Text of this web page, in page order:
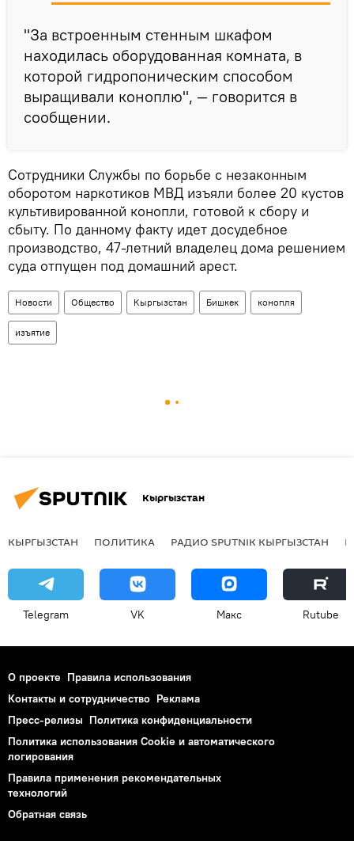
"За встроенным стенным шкафом
находилась оборудованная комната, в
которой гидропоническим способом
выращивали коноплю", — говорится в
сообщении.
Сотрудники Службы по борьбе с незаконным
оборотом наркотиков МВД изъяли более 20 кустов
культивированной конопли, готовой к сбору и
сбыту. По данному факту идет досудебное
производство, 47-летний владелец дома решением
суда отпущен под домашний арест.
Новости Общество Кыргызстан Бишкек конопля
изъятие
Кыргызстан
КЫРГЫЗСТАН ПОЛИТИКА РАДИО SPUTNIK КЫРГЫЗСТАН
Telegram VK Макс Rutube
О проекте Правила использования
Контакты и сотрудничество Реклама
Пресс-релизы Политика конфиденциальности
Политика использования Cookie и автоматического
логирования
Правила применения рекомендательных
технологий
Обратная связь